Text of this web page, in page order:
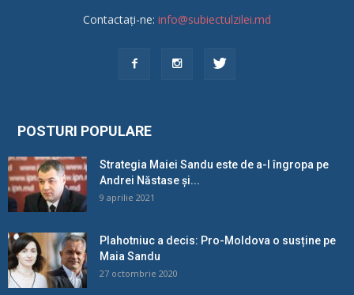
Contactați-ne: info@subiectulzilei.md
POSTURI POPULARE
Strategia Maiei Sandu este de a-l îngropa pe
Andrei Năstase și...
9 aprilie 2021
Plahotniuc a decis: Pro-Moldova o susține pe
Maia Sandu
27 octombrie 2020